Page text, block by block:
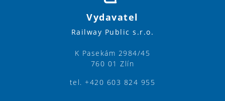
Vydavatel
Railway Public s.r.o.
K Pasekám 2984/45
760 01 Zlín
tel. +420 603 824 955